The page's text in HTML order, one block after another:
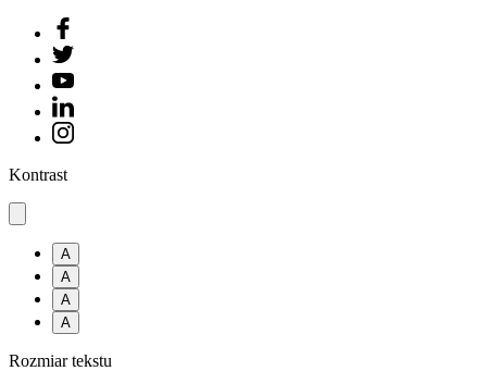
Kontrast
A
A
A
A
Rozmiar tekstu